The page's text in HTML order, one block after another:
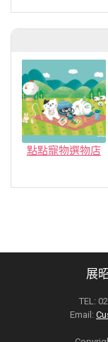
點點寵物選物店
展
TEL:
Email: